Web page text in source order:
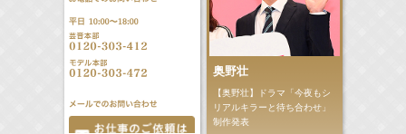
奥野壮
【奥野壮】ドラマ「今夜もシ
リアルキラーと待ち合わせ」
制作発表